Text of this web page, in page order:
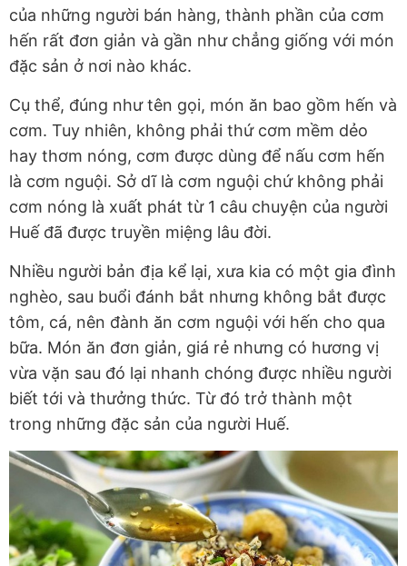
của những người bán hàng, thành phần của cơm
hến rất đơn giản và gần như chẳng giống với món
đặc sản ở nơi nào khác.
Cụ thể, đúng như tên gọi, món ăn bao gồm hến và
cơm. Tuy nhiên, không phải thứ cơm mềm dẻo
hay thơm nóng, cơm được dùng để nấu cơm hến
là cơm nguội. Sở dĩ là cơm nguội chứ không phải
cơm nóng là xuất phát từ 1 câu chuyện của người
Huế đã được truyền miệng lâu đời.
Nhiều người bản địa kể lại, xưa kia có một gia đình
nghèo, sau buổi đánh bắt nhưng không bắt được
tôm, cá, nên đành ăn cơm nguội với hến cho qua
bữa. Món ăn đơn giản, giá rẻ nhưng có hương vị
vừa vặn sau đó lại nhanh chóng được nhiều người
biết tới và thưởng thức. Từ đó trở thành một
trong những đặc sản của người Huế.